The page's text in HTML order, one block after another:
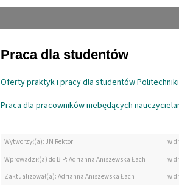
Praca dla studentów
Oferty praktyk i pracy dla studentów
Praca dla pracowników niebędących
Wytworzył(a): JM Rektor
w
Wprowadził(a) do BIP: Adrianna Aniszewska Łach
w
Zaktualizował(a): Adrianna Aniszewska Łach
w